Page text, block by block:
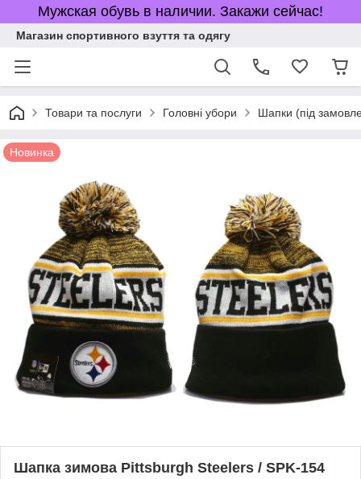
Мужская обувь в наличии. Закажи сейчас!
Магазин спортивного взуття та одягу
Товари та послуги Головні убори Шапки (під
Новинка
Шапка зимова Pittsburgh Steelers / SPK-154